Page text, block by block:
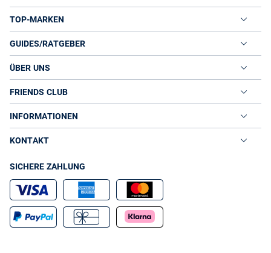
wählt, zieht alle Blicke auf sich. Gleiches lässt sich ohne Zweifel auch für
Teddyfell-Winterjacken behaupten. Damen ist damit nicht nur der
Outfit das gewisse Etwas.
So wirds richtig warm: die richtigen Gimmicks
Wichtiger als die optischen Aspekte sind jedoch die inneren Werte ‒
Kälte geschützt sein. Achten Sie daher beim Kauf auch auf praktische
Aspekte! Ein Stehkragen oder ein Rippstrickkragen ist beispielsweise
ideal, um den Halsbereich richtig warm zu halten. Oder man greift auf
Damen-Winterjacken zurück, die mit hochwertigen Kapuzen aufwarten.
garantiert. Oft lässt sich das Kunstfell an der Kapuze auch abnehmen.
Sie sind sehr aktiv oder oft mit dem Fahrrad unterwegs? Haben in ihrem
vollgepackten Alltag nicht immer eine Hand frei für den Regenschirm?
Dann bietet sich auch eine Damen-Winterjacke aus Funktionsstoff an.
Der Clou dabei: Diese Winterjacken schützen sprichwörtlich vor Wind
und Wetter. Häufig warten sie nämlich mit wasser- und
windabweisenden Obermaterialien auf und halten deshalb nicht nur
warm, sondern auch trocken.
TOP-MARKEN
GUIDES/RATGEBER
ÜBER UNS
FRIENDS CLUB
INFORMATIONEN
KONTAKT
SICHERE ZAHLUNG